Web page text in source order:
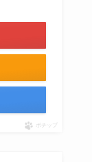
ポチップ